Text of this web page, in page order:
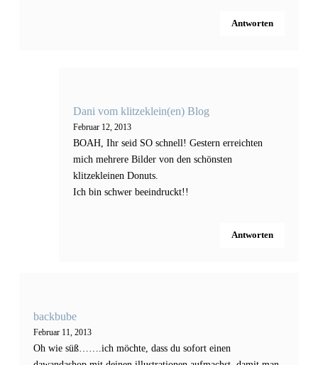
Antworten
Dani vom klitzeklein(en) Blog
Februar 12, 2013
BOAH, Ihr seid SO schnell! Gestern erreichten
mich mehrere Bilder von den schönsten
klitzekleinen Donuts.
Ich bin schwer beeindruckt!!
Antworten
backbube
Februar 11, 2013
Oh wie süß…….ich möchte, dass du sofort einen